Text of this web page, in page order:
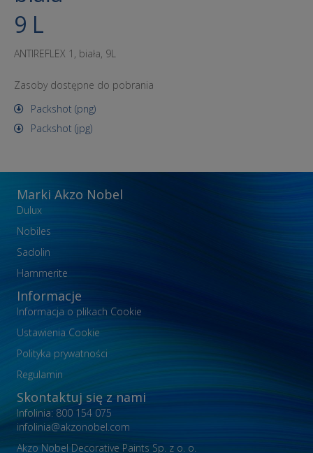
9 L
ANTIREFLEX 1, biała, 9L
Zasoby dostępne do pobrania
Packshot (png)
Packshot (jpg)
Marki Akzo Nobel
Dulux
Nobiles
Sadolin
Hammerite
Informacje
Informacja o plikach Cookie
Ustawienia Cookie
Polityka prywatności
Regulamin
Skontaktuj się z nami
Infolinia: 800 154 075
infolinia@akzonobel.com
Akzo Nobel Decorative Paints Sp. z o. o.